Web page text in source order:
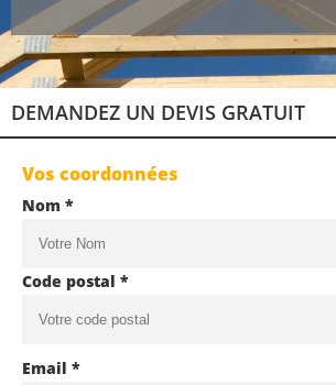
DEMANDEZ UN DEVIS GRATUIT
Vos coordonnées
Nom *
Code postal *
Email *